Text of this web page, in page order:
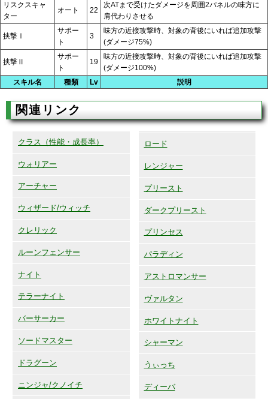
スキル名 種類 Lv 説明
リスクスキャ
ター
オート 22
次ATまで受けたダメージを周囲2パネルの味方に
肩代わりさせる
挟撃Ⅰ
サポー
ト
3
味方の近接攻撃時、対象の背後にいれば追加攻撃
(ダメージ75%)
挟撃Ⅱ
サポー
ト
19
味方の近接攻撃時、対象の背後にいれば追加攻撃
(ダメージ100%)
関連リンク
クラス（性能・成長率）
ウォリアー
アーチャー
ウィザード/ウィッチ
クレリック
ルーンフェンサー
ナイト
テラーナイト
バーサーカー
ソードマスター
ドラグーン
ニンジャ/クノイチ
ロード
レンジャー
プリースト
ダークプリースト
プリンセス
パラディン
アストロマンサー
ヴァルタン
ホワイトナイト
シャーマン
うぃっち
ディーバ